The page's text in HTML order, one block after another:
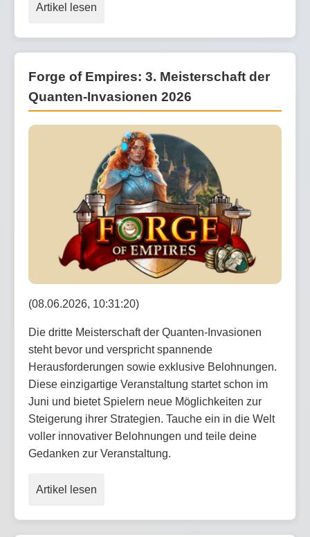
Artikel lesen
Forge of Empires: 3. Meisterschaft der
Quanten-Invasionen 2026
(08.06.2026, 10:31:20)
Die dritte Meisterschaft der Quanten-Invasionen
steht bevor und verspricht spannende
Herausforderungen sowie exklusive Belohnungen.
Diese einzigartige Veranstaltung startet schon im
Juni und bietet Spielern neue Möglichkeiten zur
Steigerung ihrer Strategien. Tauche ein in die Welt
voller innovativer Belohnungen und teile deine
Gedanken zur Veranstaltung.
Artikel lesen